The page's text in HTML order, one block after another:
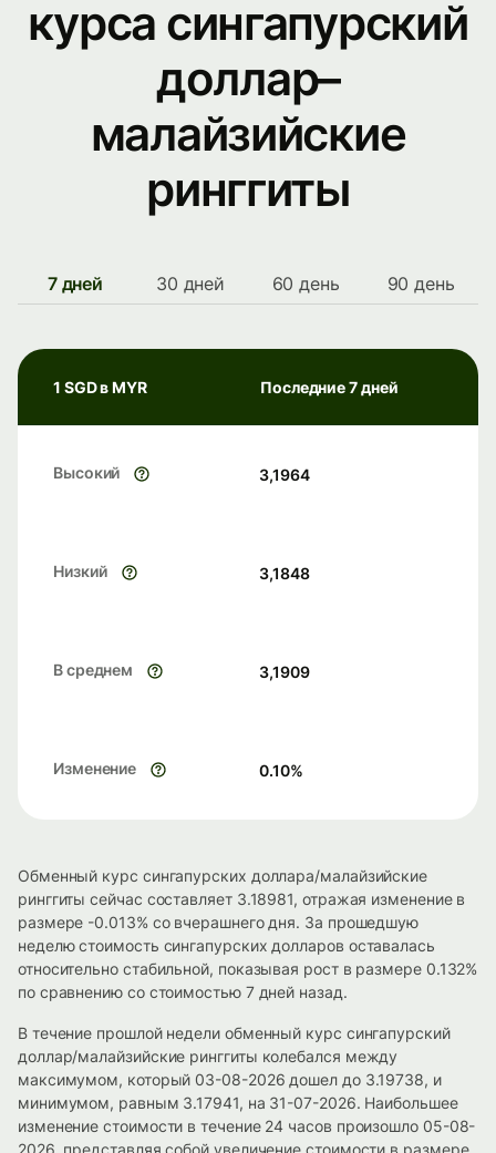
курса сингапурский
доллар–
малайзийские
ринггиты
7 дней 30 дней 60 день 90 день
1 SGD в MYR Последние 7 дней
Высокий 3,1964
Низкий 3,1848
В среднем 3,1909
Изменение 0.10%
Обменный курс сингапурских доллара/малайзийские
ринггиты сейчас составляет 3.18981, отражая изменение в
размере -0.013% со вчерашнего дня. За прошедшую
неделю стоимость сингапурских долларов оставалась
относительно стабильной, показывая рост в размере 0.132%
по сравнению со стоимостью 7 дней назад.
В течение прошлой недели обменный курс сингапурский
доллар/малайзийские ринггиты колебался между
максимумом, который 03-08-2026 дошел до 3.19738, и
минимумом, равным 3.17941, на 31-07-2026. Наибольшее
изменение стоимости в течение 24 часов произошло 05-08-
2026, представляя собой увеличение стоимости в размере